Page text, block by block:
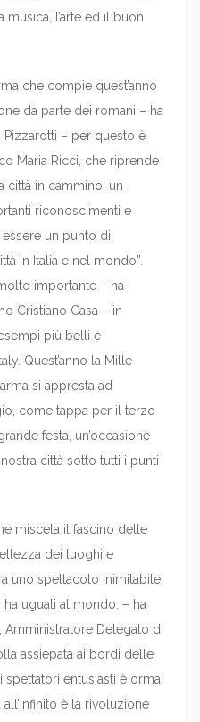
l’arte ed il buon
che compie quest’anno
da parte dei romani – ha
– per questo è
Maria Ricci, che riprende
città in cammino, un
riconoscimenti e
un punto di
in Italia e nel mondo”.
importante – ha
Cristiano Casa – in
più belli e
Quest’anno la Mille
si appresta ad
come tappa per il terzo
festa, un’occasione
città sotto tutti i punti
miscela il fascino delle
dei luoghi e
uno spettacolo inimitabile
uguali al mondo. – ha
Delegato di
assiepata ai bordi delle
spettatori entusiasti è ormai
è la rivoluzione